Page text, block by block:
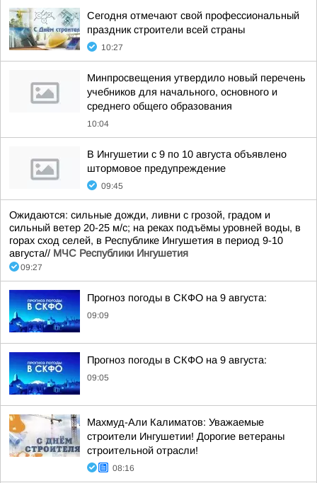
Сегодня отмечают свой профессиональный
праздник строители всей страны
10:27
Минпросвещения утвердило новый перечень
учебников для начального, основного и
среднего общего образования
10:04
В Ингушетии с 9 по 10 августа объявлено
штормовое предупреждение
09:45
Ожидаются: сильные дожди, ливни с грозой, градом и
сильный ветер 20-25 м/с; на реках подъёмы уровней воды, в
горах сход селей, в Республике Ингушетия в период 9-10
августа// МЧС Республики Ингушетия
09:27
Прогноз погоды в СКФО на 9 августа:
09:09
Прогноз погоды в СКФО на 9 августа:
09:05
Махмуд-Али Калиматов: Уважаемые
строители Ингушетии! Дорогие ветераны
строительной отрасли!
08:16